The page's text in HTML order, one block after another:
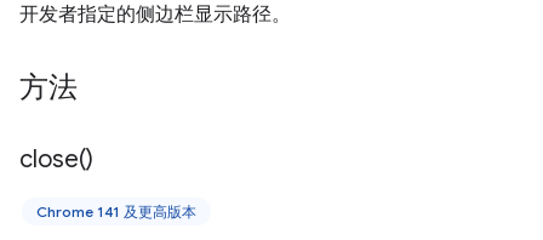
开发者指定的侧边栏显示路径。
方法
close()
Chrome 141 及更高版本